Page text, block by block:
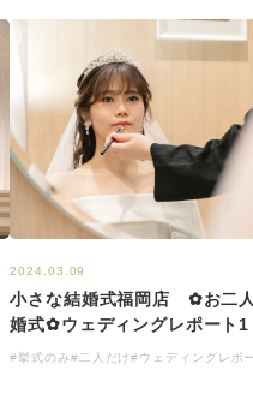
2024.03.09
小さな結婚式福岡店 ✿お二
婚式✿ウェディングレポート1
#挙式のみ#二人だけ#ウェディングレポ